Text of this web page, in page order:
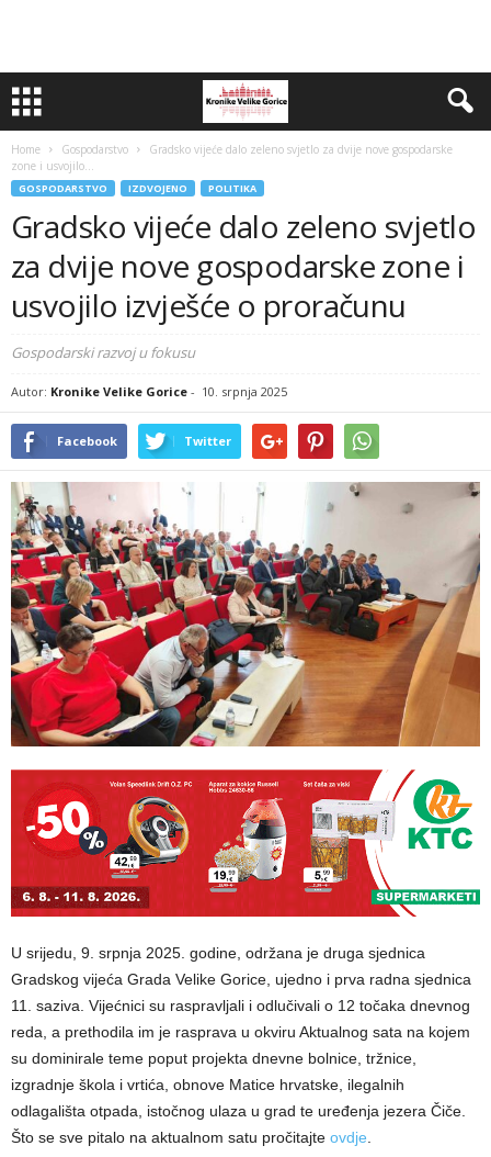
Home Gospodarstvo
Gradsko vijeće dalo zeleno svjetlo za dvije nove gospodarske
zone i usvojilo...
GOSPODARSTVO IZDVOJENO POLITIKA
Gradsko vijeće dalo zeleno svjetlo
za dvije nove gospodarske zone i
usvojilo izvješće o proračunu
Gospodarski razvoj u fokusu
Autor: Kronike Velike Gorice - 10. srpnja 2025
Facebook Twitter
U srijedu, 9. srpnja 2025. godine, održana je druga sjednica
Gradskog vijeća Grada Velike Gorice, ujedno i prva radna sjednica
11. saziva. Vijećnici su raspravljali i odlučivali o 12 točaka dnevnog
reda, a prethodila im je rasprava u okviru Aktualnog sata na kojem
su dominirale teme poput projekta dnevne bolnice, tržnice,
izgradnje škola i vrtića, obnove Matice hrvatske, ilegalnih
odlagališta otpada, istočnog ulaza u grad te uređenja jezera Čiče.
Što se sve pitalo na aktualnom satu pročitajte ovdje